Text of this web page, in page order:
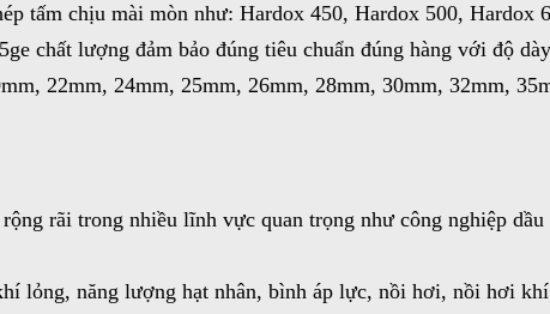
tấm chịu mài mòn như: Hardox 450, Hardox 500, Hardox
chất lượng đảm bảo đúng tiêu chuẩn đúng hàng với độ
22mm, 24mm, 25mm, 26mm, 28mm, 30mm, 32mm,
rãi trong nhiều lĩnh vực quan trọng như công nghiệp
lỏng, năng lượng hạt nhân, bình áp lực, nồi hơi, nồi hơi